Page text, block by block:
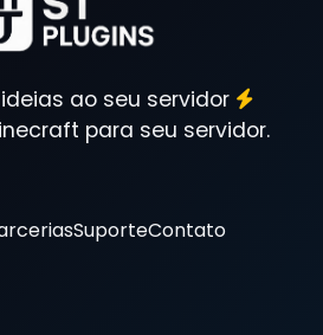
ao seu servidor
para seu servidor.
SuporteContato